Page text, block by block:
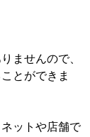
ませんので、
とができま
ットや店舗で